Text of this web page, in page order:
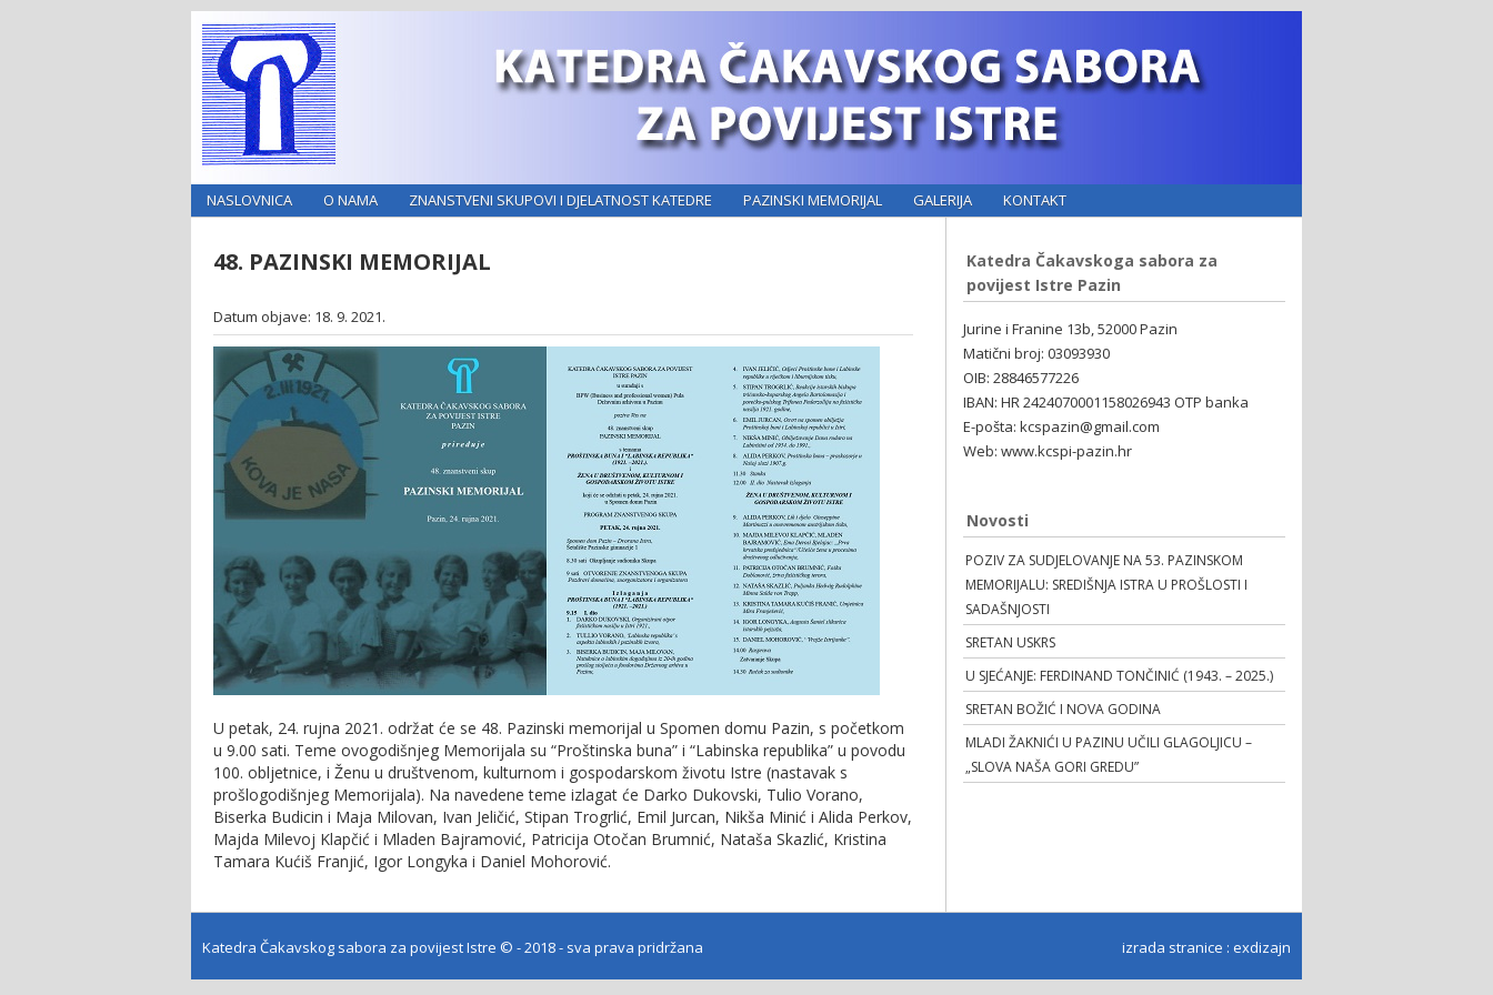
NASLOVNICA O NAMA ZNANSTVENI SKUPOVI I DJELATNOST KATEDRE PAZINSKI MEMORIJAL GALERIJA KONTAKT
48. PAZINSKI MEMORIJAL
Datum objave: 18. 9. 2021.
U petak, 24. rujna 2021. održat će se 48. Pazinski memorijal u Spomen domu Pazin, s početkom
u 9.00 sati. Teme ovogodišnjeg Memorijala su “Proštinska buna” i “Labinska republika” u povodu
100. obljetnice, i Ženu u društvenom, kulturnom i gospodarskom životu Istre (nastavak s
prošlogodišnjeg Memorijala). Na navedene teme izlagat će Darko Dukovski, Tulio Vorano,
Biserka Budicin i Maja Milovan, Ivan Jeličić, Stipan Trogrlić, Emil Jurcan, Nikša Minić i Alida Perkov,
Majda Milevoj Klapčić i Mladen Bajramović, Patricija Otočan Brumnić, Nataša Skazlić, Kristina
Tamara Kućiš Franjić, Igor Longyka i Daniel Mohorović.
Katedra Čakavskoga sabora za
povijest Istre Pazin
Jurine i Franine 13b, 52000 Pazin
Matični broj: 03093930
OIB: 28846577226
IBAN: HR 2424070001158026943 OTP banka
E-pošta: kcspazin@gmail.com
Web: www.kcspi-pazin.hr
Novosti
POZIV ZA SUDJELOVANJE NA 53. PAZINSKOM
MEMORIJALU: SREDIŠNJA ISTRA U PROŠLOSTI I
SADAŠNJOSTI
SRETAN USKRS
U SJEĆANJE: FERDINAND TONČINIĆ (1943. – 2025.)
SRETAN BOŽIĆ I NOVA GODINA
MLADI ŽAKNIĆI U PAZINU UČILI GLAGOLJICU –
„SLOVA NAŠA GORI GREDU”
Katedra Čakavskog sabora za povijest Istre © - 2018 - sva prava pridržana izrada stranice : exdizajn